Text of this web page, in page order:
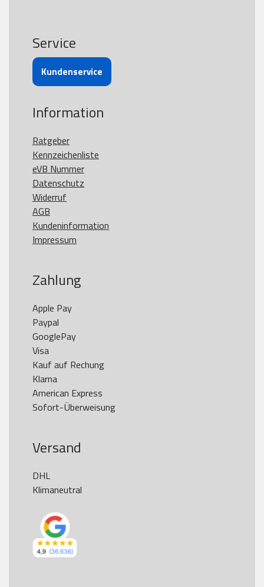
Service
Kundenservice
Information
Ratgeber
Kennzeichenliste
eVB Nummer
Datenschutz
Widerruf
AGB
Kundeninformation
Impressum
Zahlung
Apple Pay
Paypal
GooglePay
Visa
Kauf auf Rechung
Klarna
American Express
Versand
DHL
Klimaneutral